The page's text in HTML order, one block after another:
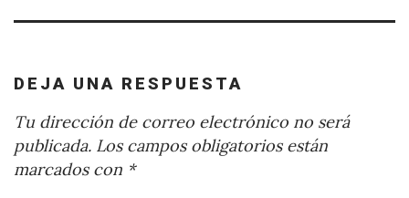
DEJA UNA RESPUESTA
Tu dirección de correo electrónico no será
publicada. Los campos obligatorios están
marcados con *